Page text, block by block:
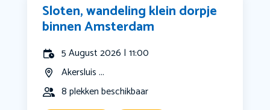
Sloten, wandeling klein dorpje
binnen Amsterdam
5 August 2026 | 11:00
Akersluis ...
8 plekken beschikbaar